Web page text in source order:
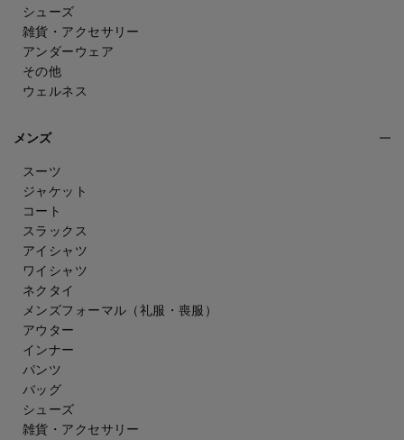
シューズ
雑貨・アクセサリー
アンダーウェア
その他
ウェルネス
メンズ
スーツ
ジャケット
コート
スラックス
アイシャツ
ワイシャツ
ネクタイ
メンズフォーマル （礼服・喪服）
アウター
インナー
パンツ
バッグ
シューズ
雑貨・アクセサリー